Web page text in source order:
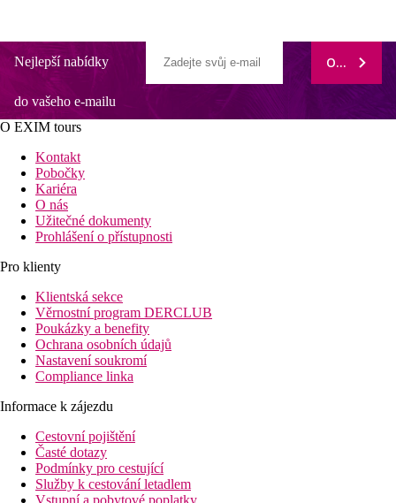
Nejlepší nabídky
do vašeho e-mailu
ODEBÍRAT
O EXIM tours
Kontakt
Pobočky
Kariéra
O nás
Užitečné dokumenty
Prohlášení o přístupnosti
Pro klienty
Klientská sekce
Věrnostní program DERCLUB
Poukázky a benefity
Ochrana osobních údajů
Nastavení soukromí
Compliance linka
Informace k zájezdu
Cestovní pojištění
Časté dotazy
Podmínky pro cestující
Služby k cestování letadlem
Vstupní a pobytové poplatky